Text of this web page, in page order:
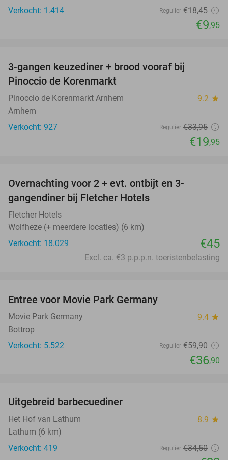
Verkocht: 1.414
Regulier €18,45
€9,95
3-gangen keuzediner + brood vooraf bij
Pinoccio de Korenmarkt
Pinoccio de Korenmarkt Arnhem 9.2 star
Arnhem
Verkocht: 927
Regulier €33,95
€19,95
Overnachting voor 2 + evt. ontbijt en 3-
gangendiner bij Fletcher Hotels
Fletcher Hotels
Wolfheze (+ meerdere locaties) (6 km)
Verkocht: 18.029
€45
Excl. ca. €3 p.p.p.n. toeristenbelasting
Entree voor Movie Park Germany
Movie Park Germany 9.4 star
Bottrop
Verkocht: 5.522
Regulier €59,90
€36,90
Uitgebreid barbecuediner
Het Hof van Lathum 8.9 star
Lathum (6 km)
Verkocht: 419
Regulier €34,50